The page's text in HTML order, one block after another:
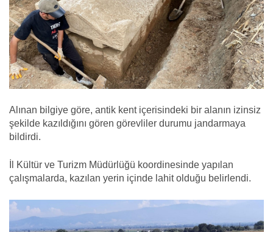
Alınan bilgiye göre, antik kent içerisindeki bir alanın izinsiz
şekilde kazıldığını gören görevliler durumu jandarmaya
bildirdi.
İl Kültür ve Turizm Müdürlüğü koordinesinde yapılan
çalışmalarda, kazılan yerin içinde lahit olduğu belirlendi.